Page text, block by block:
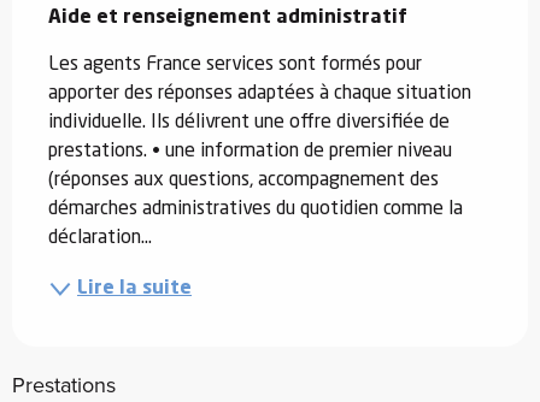
Aide et renseignement administratif
Les agents France services sont formés pour
apporter des réponses adaptées à chaque situation
individuelle. Ils délivrent une offre diversifiée de
prestations. • une information de premier niveau
(réponses aux questions, accompagnement des
démarches administratives du quotidien comme la
déclaration...
Lire la suite
Prestations